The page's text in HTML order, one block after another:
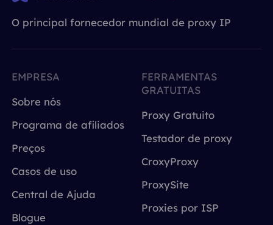
O principal fornecedor mundial de proxy IP
EMPRESA
Sobre nós
Programa de afiliados
Preços
Casos de uso
Central de Ajuda
Blogue
FERRAMENTAS
GRATUITAS
Proxy Gratuito
Testador de proxy
CroxyProxy
ProxySite
Proxies por ISP